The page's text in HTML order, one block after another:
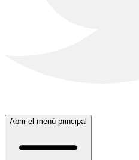
Abrir el menú principal